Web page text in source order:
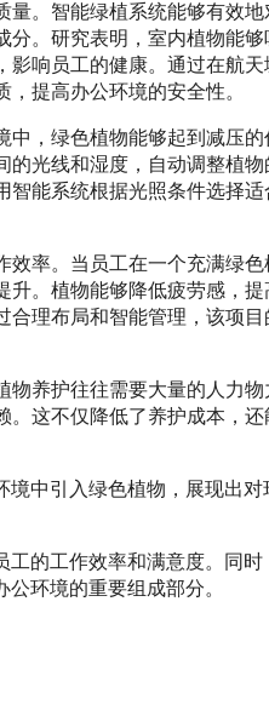
量。智能绿植系统能够有效
。研究表明，室内植物能够
影响员工的健康。通过在航
提高办公环境的安全性。
中，绿色植物能够起到减压
光线和湿度，自动调整植物
能系统根据光照条件选择适
效率。当员工在一个充满绿色
升。植物能够降低疲劳感，
理布局和智能管理，该项目
物养护往往需要大量的人力
。这不仅降低了养护成本，还
中引入绿色植物，展现出对
的工作效率和满意度。同时
环境的重要组成部分。